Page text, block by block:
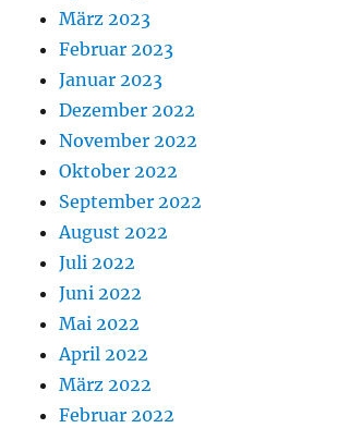
März 2023
Februar 2023
Januar 2023
Dezember 2022
November 2022
Oktober 2022
September 2022
August 2022
Juli 2022
Juni 2022
Mai 2022
April 2022
März 2022
Februar 2022